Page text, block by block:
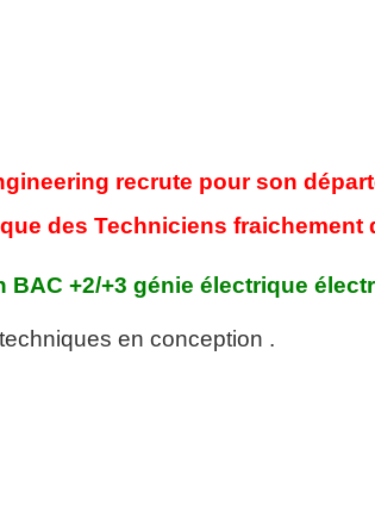
recrute pour son
des Techniciens fraichement
BAC +2/+3 génie électrique
en conception .